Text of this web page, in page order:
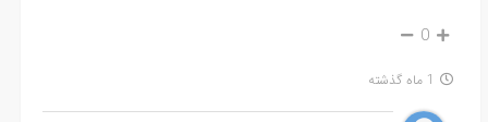
0
1 ماه گذشته